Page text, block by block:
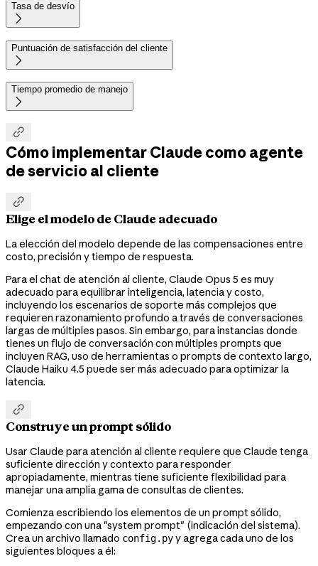
Tasa de desvío

Puntuación de satisfacción del cliente

Tiempo promedio de manejo


Cómo implementar Claude como agente
de servicio al cliente

Elige el modelo de Claude adecuado
La elección del modelo depende de las compensaciones entre
costo, precisión y tiempo de respuesta.
Para el chat de atención al cliente, Claude Opus 5 es muy
adecuado para equilibrar inteligencia, latencia y costo,
incluyendo los escenarios de soporte más complejos que
requieren razonamiento profundo a través de conversaciones
largas de múltiples pasos. Sin embargo, para instancias donde
tienes un flujo de conversación con múltiples prompts que
incluyen RAG, uso de herramientas o prompts de contexto largo,
Claude Haiku 4.5 puede ser más adecuado para optimizar la
latencia.

Construye un prompt sólido
Usar Claude para atención al cliente requiere que Claude tenga
suficiente dirección y contexto para responder
apropiadamente, mientras tiene suficiente flexibilidad para
manejar una amplia gama de consultas de clientes.
Comienza escribiendo los elementos de un prompt sólido,
empezando con una "system prompt" (indicación del sistema).
Crea un archivo llamado config.pyy agrega cada uno de los
siguientes bloques a él: